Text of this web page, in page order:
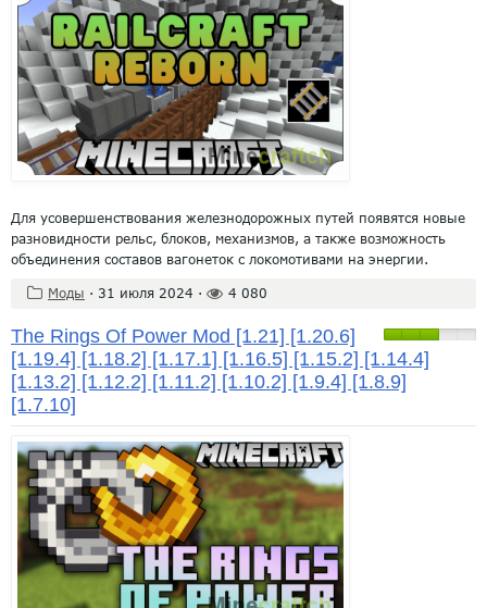
Для усовершенствования железнодорожных путей появятся новые
разновидности рельс, блоков, механизмов, а также возможность
объединения составов вагонеток с локомотивами на энергии.
Моды · 31 июля 2024 · 4 080
The Rings Of Power Mod [1.21] [1.20.6]
[1.19.4] [1.18.2] [1.17.1] [1.16.5] [1.15.2] [1.14.4]
[1.13.2] [1.12.2] [1.11.2] [1.10.2] [1.9.4] [1.8.9]
[1.7.10]